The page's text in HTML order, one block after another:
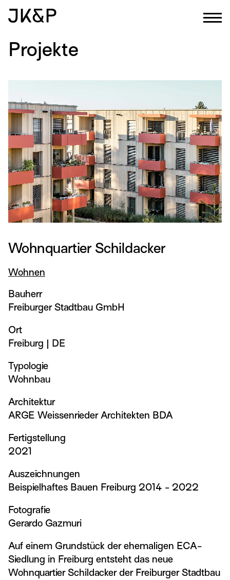
Projekte
Wohnquartier Schildacker
Wohnen
Bauherr
Freiburger Stadtbau GmbH
Ort
Freiburg | DE
Typologie
Wohnbau
Architektur
ARGE Weissenrieder Architekten BDA
Fertigstellung
2021
Auszeichnungen
Beispielhaftes Bauen Freiburg 2014 - 2022
Fotografie
Gerardo Gazmuri
Auf einem Grundstück der ehemaligen ECA-
Siedlung in Freiburg entsteht das neue
Wohnquartier Schildacker der Freiburger Stadtbau